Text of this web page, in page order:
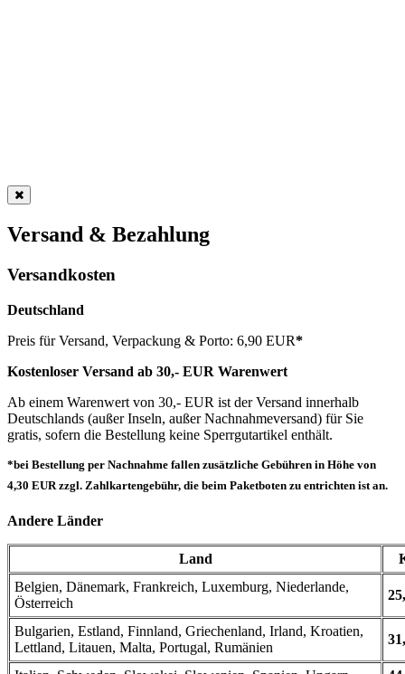
Versand & Bezahlung
Versandkosten
Deutschland
Preis für Versand, Verpackung & Porto: 6,90 EUR*
Kostenloser Versand ab 30,- EUR Warenwert
Ab einem Warenwert von 30,- EUR ist der Versand innerhalb
Deutschlands (außer Inseln, außer Nachnahmeversand) für Sie
gratis, sofern die Bestellung keine Sperrgutartikel enthält.
*bei Bestellung per Nachnahme fallen zusätzliche Gebühren in Höhe von
4,30 EUR zzgl. Zahlkartengebühr, die beim Paketboten zu entrichten ist an.
Andere Länder
Land
Belgien, Dänemark, Frankreich, Luxemburg, Niederlande,
Österreich
Bulgarien, Estland, Finnland, Griechenland, Irland, Kroatien,
Lettland, Litauen, Malta, Portugal, Rumänien